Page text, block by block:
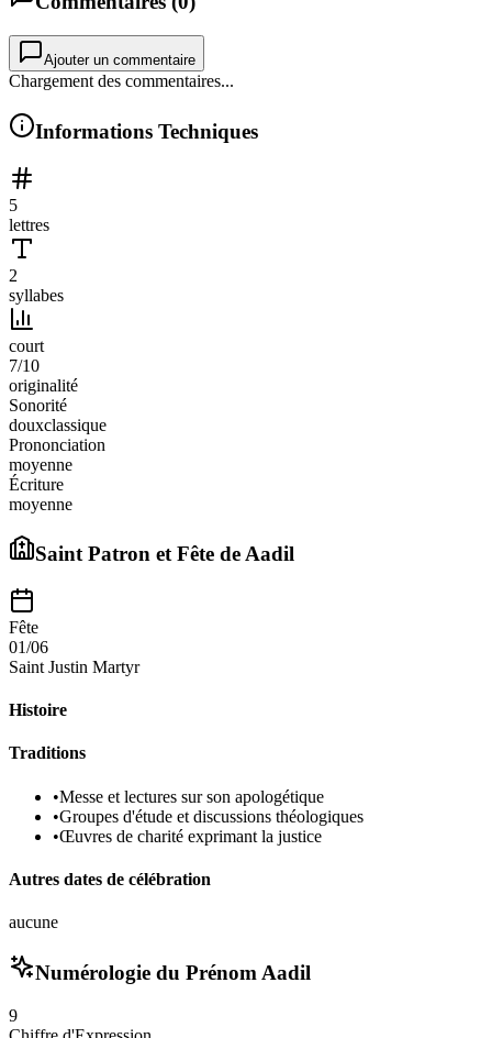
Ajouter un commentaire
Chargement des commentaires...
Informations Techniques
5
lettres
2
syllabes
court
7/10
originalité
Sonorité
douxclassique
Prononciation
moyenne
Écriture
moyenne
Saint Patron et Fête deAadil
Fête
01/06
Saint Justin Martyr
Histoire
Traditions
•Messe et lectures sur son apologétique
•Groupes d'étude et discussions théologiques
•Œuvres de charité exprimant la justice
Autres dates de célébration
aucune
Numérologie du Prénom Aadil
9